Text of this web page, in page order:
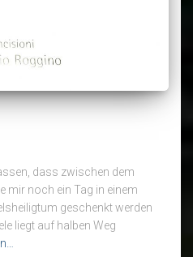
dass zwischen dem
mir noch ein Tag in einem
geschenkt werden
liegt auf halben Weg